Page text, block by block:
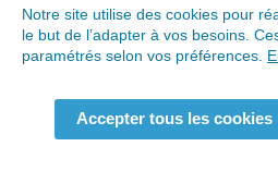
Notre site utilise des cookies pour
le but de l’adapter à vos besoins.
paramétrés selon vos préférences.
Accepter tous les cookies